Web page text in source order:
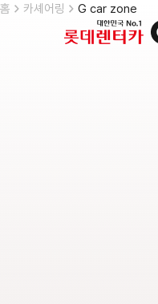
skip navigation
홈 카셰어링 G car zone